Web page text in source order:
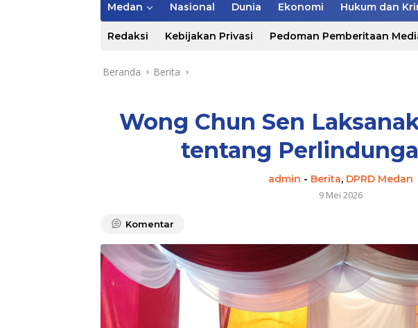
Medan Nasional Dunia Ekonomi Hukum dan
Redaksi Kebijakan Privasi Pedoman Pemberitaan
Beranda Berita
Wong Chun Sen
tentang
admin - Berita, DPRD Medan
9 Mei 2026
Komentar